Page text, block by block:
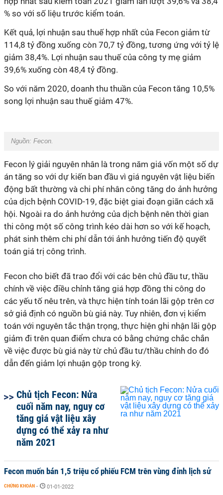
% so với số liệu trước kiểm toán.
Kết quả, lợi nhuận sau thuế hợp nhất của Fecon giảm từ
114,8 tỷ đồng xuống còn 70,7 tỷ đồng, tương ứng với tỷ lệ
giảm 38,4%. Lợi nhuận sau thuế của công ty mẹ giảm
39,6% xuống còn 48,4 tỷ đồng.
So với năm 2020, doanh thu thuần của Fecon tăng 10,5%
song lợi nhuận sau thuế giảm 47%.
Nguồn: Fecon.
Fecon lý giải nguyên nhân là trong năm giá vốn một số dự
án tăng so với dự kiến ban đầu vì giá nguyên vật liệu biến
động bất thường và chi phí nhân công tăng do ảnh hưởng
của dịch bệnh COVID-19, đặc biệt giai đoạn giãn cách xã
hội. Ngoài ra do ảnh hưởng của dịch bệnh nên thời gian
thi công một số công trình kéo dài hơn so với kế hoạch,
phát sinh thêm chi phí dẫn tới ảnh hưởng tiến độ quyết
toán giá trị công trình.
Fecon cho biết đã trao đổi với các bên chủ đầu tư, thầu
chính về việc điều chỉnh tăng giá hợp đồng thi công do
các yếu tố nêu trên, và thực hiện tính toán lãi gộp trên cơ
sở giả định có nguồn bù giá này. Tuy nhiên, đơn vị kiểm
toán với nguyên tắc thận trọng, thực hiện ghi nhận lãi gộp
giảm đi trên quan điểm chưa có bằng chứng chắc chắn
về việc được bù giá này từ chủ đầu tư/thầu chính do đó
dẫn đến giảm lợi nhuận gộp trong kỳ.
Chủ tịch Fecon: Nửa
cuối năm nay, nguy cơ
tăng giá vật liệu xây
dựng có thể xảy ra như
năm 2021
Fecon muốn bán 1,5 triệu cổ phiếu FCM trên vùng đỉnh lịch sử
CHỨNG KHOÁN - 01-01-2022